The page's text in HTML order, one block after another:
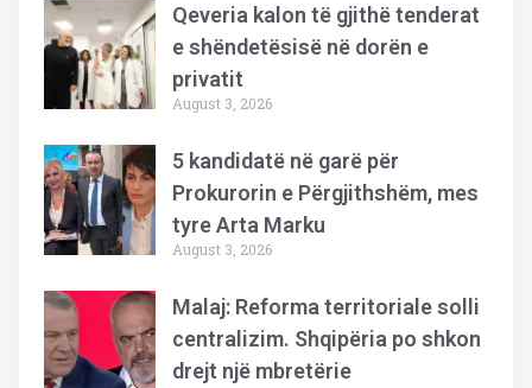
Qeveria kalon të gjithë tenderat
e shëndetësisë në dorën e
privatit
August 3, 2026
5 kandidatë në garë për
Prokurorin e Përgjithshëm, mes
tyre Arta Marku
August 3, 2026
Malaj: Reforma territoriale solli
centralizim. Shqipëria po shkon
drejt një mbretërie